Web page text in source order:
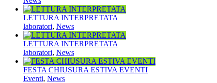
LETTURA INTERPRETATA
laboratori, News
LETTURA INTERPRETATA
laboratori, News
FESTA CHIUSURA ESTIVA EVENTI
Eventi, News